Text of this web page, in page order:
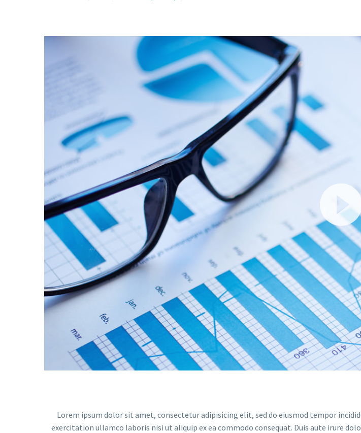
Lorem ipsum dolor sit amet, consectetur adipisicing elit, sed do eiusmod tempor
exercitation ullamco laboris nisi ut aliquip ex ea commodo consequat. Duis aute irure